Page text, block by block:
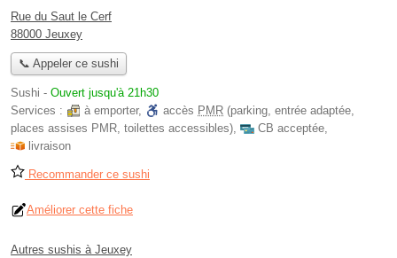
Rue du Saut le Cerf
88000 Jeuxey
📞 Appeler ce sushi
Sushi - Ouvert jusqu'à 21h30
Services :
à emporter, accès PMR (parking, entrée adaptée,
places assises PMR, toilettes accessibles), CB acceptée,
livraison
Recommander ce sushi
Améliorer cette fiche
Autres sushis à Jeuxey